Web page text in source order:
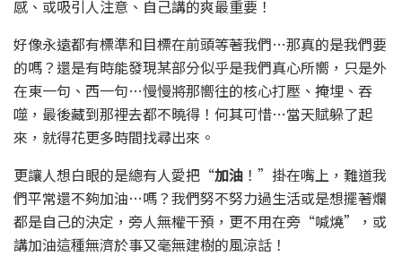
感、或吸引人注意、自己講的爽最重要！
好像永遠都有標準和目標在前頭等著我們…那真的是我們要
的嗎？還是有時能發現某部分似乎是我們真心所嚮，只是外
在東一句、西一句…慢慢將那嚮往的核心打壓、掩埋、吞
噬，最後藏到那裡去都不曉得！何其可惜…當天賦躲了起
來，就得花更多時間找尋出來。
更讓人想白眼的是總有人愛把“加油 ！”掛在嘴上，難道我
們平常還不夠加油…嗎？我們努不努力過生活或是想擺著爛
都是自己的決定，旁人無權干預，更不用在旁“喊燒”，或
講加油這種無濟於事又毫無建樹的風涼話！